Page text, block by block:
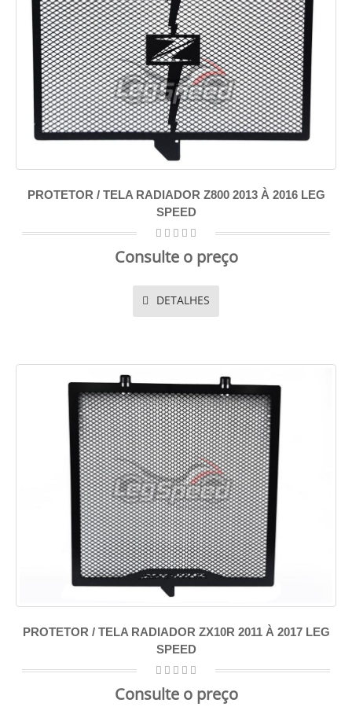
PROTETOR / TELA RADIADOR Z800 2013 À 2016 LEG
SPEED
Consulte o preço
DETALHES
PROTETOR / TELA RADIADOR ZX10R 2011 À 2017 LEG
SPEED
Consulte o preço